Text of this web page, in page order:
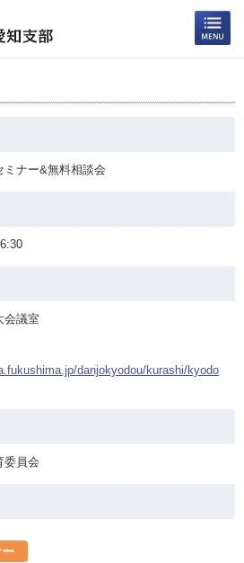
ミナー&無料相談会
議室
danjokyodou/kurashi/kyodo
委員会